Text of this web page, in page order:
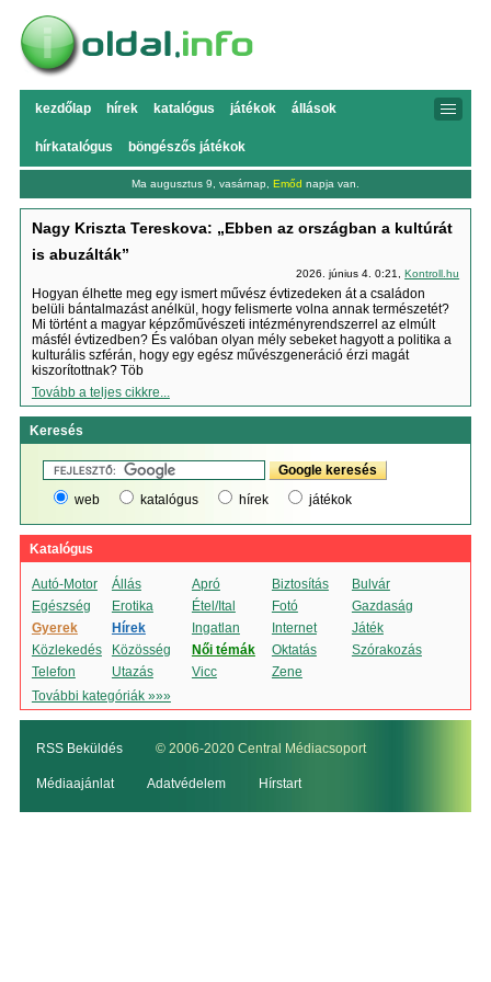
kezdőlap hírek katalógus játékok állások
hírkatalógus böngészős játékok
Ma augusztus 9, vasárnap, Emőd napja van.
Nagy Kriszta Tereskova: „Ebben az országban a kultúrát
is abuzálták”
2026. június 4. 0:21,Kontroll.hu
Hogyan élhette meg egy ismert művész évtizedeken át a családon
belüli bántalmazást anélkül, hogy felismerte volna annak természetét?
Mi történt a magyar képzőművészeti intézményrendszerrel az elmúlt
másfél évtizedben? És valóban olyan mély sebeket hagyott a politika a
kulturális szférán, hogy egy egész művészgeneráció érzi magát
kiszorítottnak? Töb
Tovább a teljes cikkre...
Keresés
web katalógus hírek játékok
Katalógus
Autó-Motor Állás Apró Biztosítás
Bulvár
Egészség
Erotika Étel/Ital Fotó
Gazdaság
Gyerek
Hírek Ingatlan Internet
Játék
Közlekedés
Közösség Női témák Oktatás
Szórakozás
Telefon
Utazás Vicc
Zene
További kategóriák »»»
RSS Beküldés © 2006-2020 Central Médiacsoport
Médiaajánlat Adatvédelem Hírstart